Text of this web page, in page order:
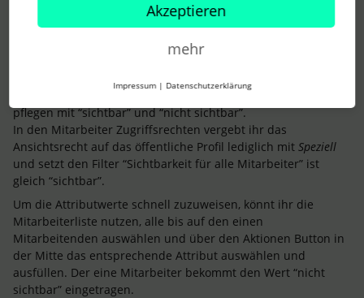
Um einen Mitarbeitenden für die anderen nicht sichtbar zu
machen, dürfen sie kein Zugriffsrecht auf sein öffentliches
Profil haben. Wenn das hin und wieder mal vorkommt und
“Sichtbarkeit für alle Mitarbeiter” und dieses entsprechend
pflegen mit “sichtbar” und “nicht sichtbar”.
In den Mitarbeiter Zugriffsrechten vergebt ihr das
Ansichtsrecht auf das öffentliche Profil lediglich mit Speziell
und setzt den Filter “Sichtbarkeit für alle Mitarbeiter” ist
gleich “sichtbar”.
Um die Attributwerte schnell zuzuweisen, könnt ihr die
Mitarbeiterliste nutzen, alle bis auf den einen
Mitarbeitenden auswählen und über den Aktionen Button in
der Mitte das entsprechende Attribut auswählen und
ausfüllen. Der eine Mitarbeiter bekommt den Wert “nicht
sichtbar” eingetragen.
Akzeptieren
mehr
Impressum | Datenschutzerklärung